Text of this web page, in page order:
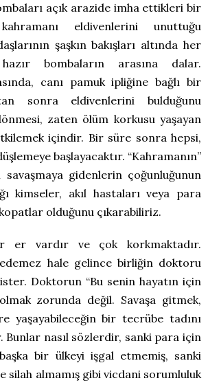
açık arazide imha ettikleri bir
eldivenlerini unuttuğu
şaşkın bakışları altında her
bombaların arasına dalar.
canı pamuk ipliğine bağlı bir
sonra eldivenlerini bulduğunu
zaten ölüm korkusu yaşayan
içindir. Bir süre sonra hepsi,
başlayacaktır. “Kahramanın”
savaşmaya gidenlerin çoğunluğunun
kimseler, akıl hastaları veya para
olduğunu çıkarabiliriz.
er vardır ve çok korkmaktadır.
hale gelince birliğin doktoru
Doktorun “Bu senin hayatın için
zorunda değil. Savaşa gitmek,
yaşayabileceğin bir tecrübe tadını
Bunlar nasıl sözlerdir, sanki para için
bir ülkeyi işgal etmemiş, sanki
silah almamış gibi vicdani sorumluluk